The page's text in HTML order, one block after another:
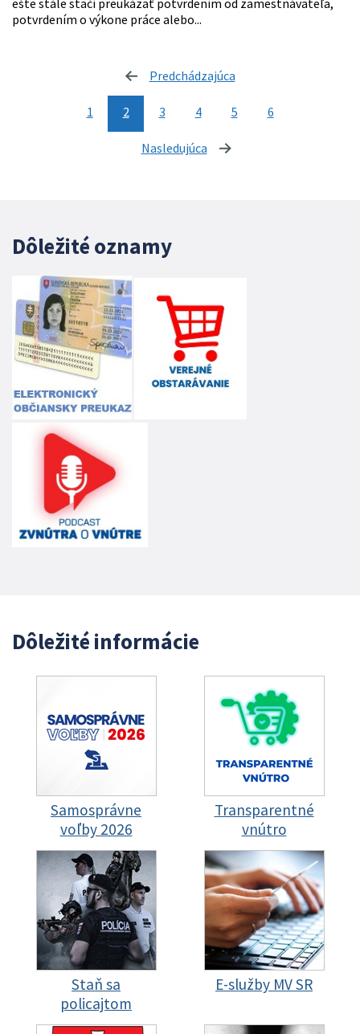
ešte stále stačí preukázať potvrdením od zamestnávateľa,
potvrdením o výkone práce alebo...
Predchádzajúca
1 2 3 4 5 6
Nasledujúca stránka
Dôležité oznamy
Dôležité informácie
Samosprávne
voľby 2026
Transparentné
vnútro
Staň sa
policajtom
E-služby MV SR